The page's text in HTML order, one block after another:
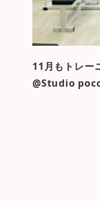
11月もトレー
@Studio